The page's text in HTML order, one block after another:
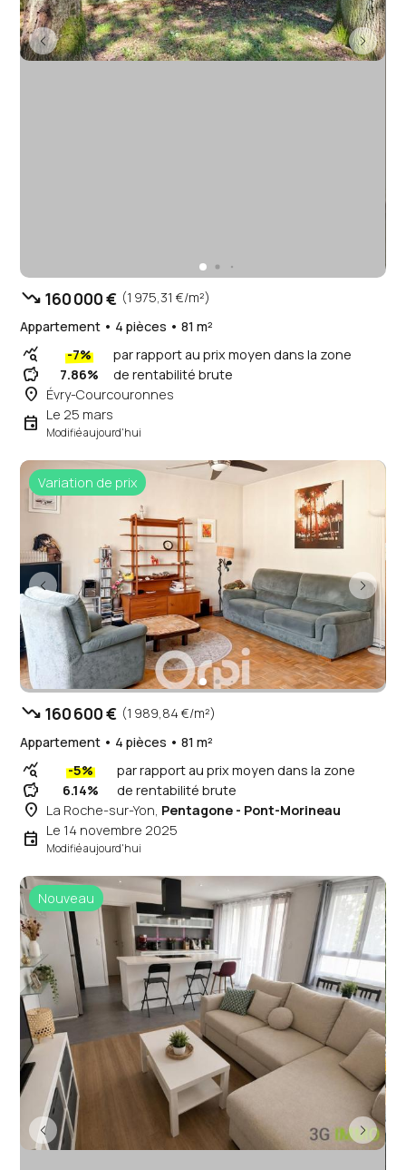
trending_down 160 000 € (1 975,31 €/m²)
Appartement • 4 pièces • 81 m²
query_stats -7% par rapport au prix moyen dans la zone
savings 7.86% de rentabilité brute
place Évry-Courcouronnes
event Le 25 mars
Modifié aujourd'hui
Variation de prix
trending_down 160 600 € (1 989,84 €/m²)
Appartement • 4 pièces • 81 m²
query_stats -5% par rapport au prix moyen dans la zone
savings 6.14% de rentabilité brute
place La Roche-sur-Yon, Pentagone - Pont-Morineau
event Le 14 novembre 2025
Modifié aujourd'hui
Nouveau